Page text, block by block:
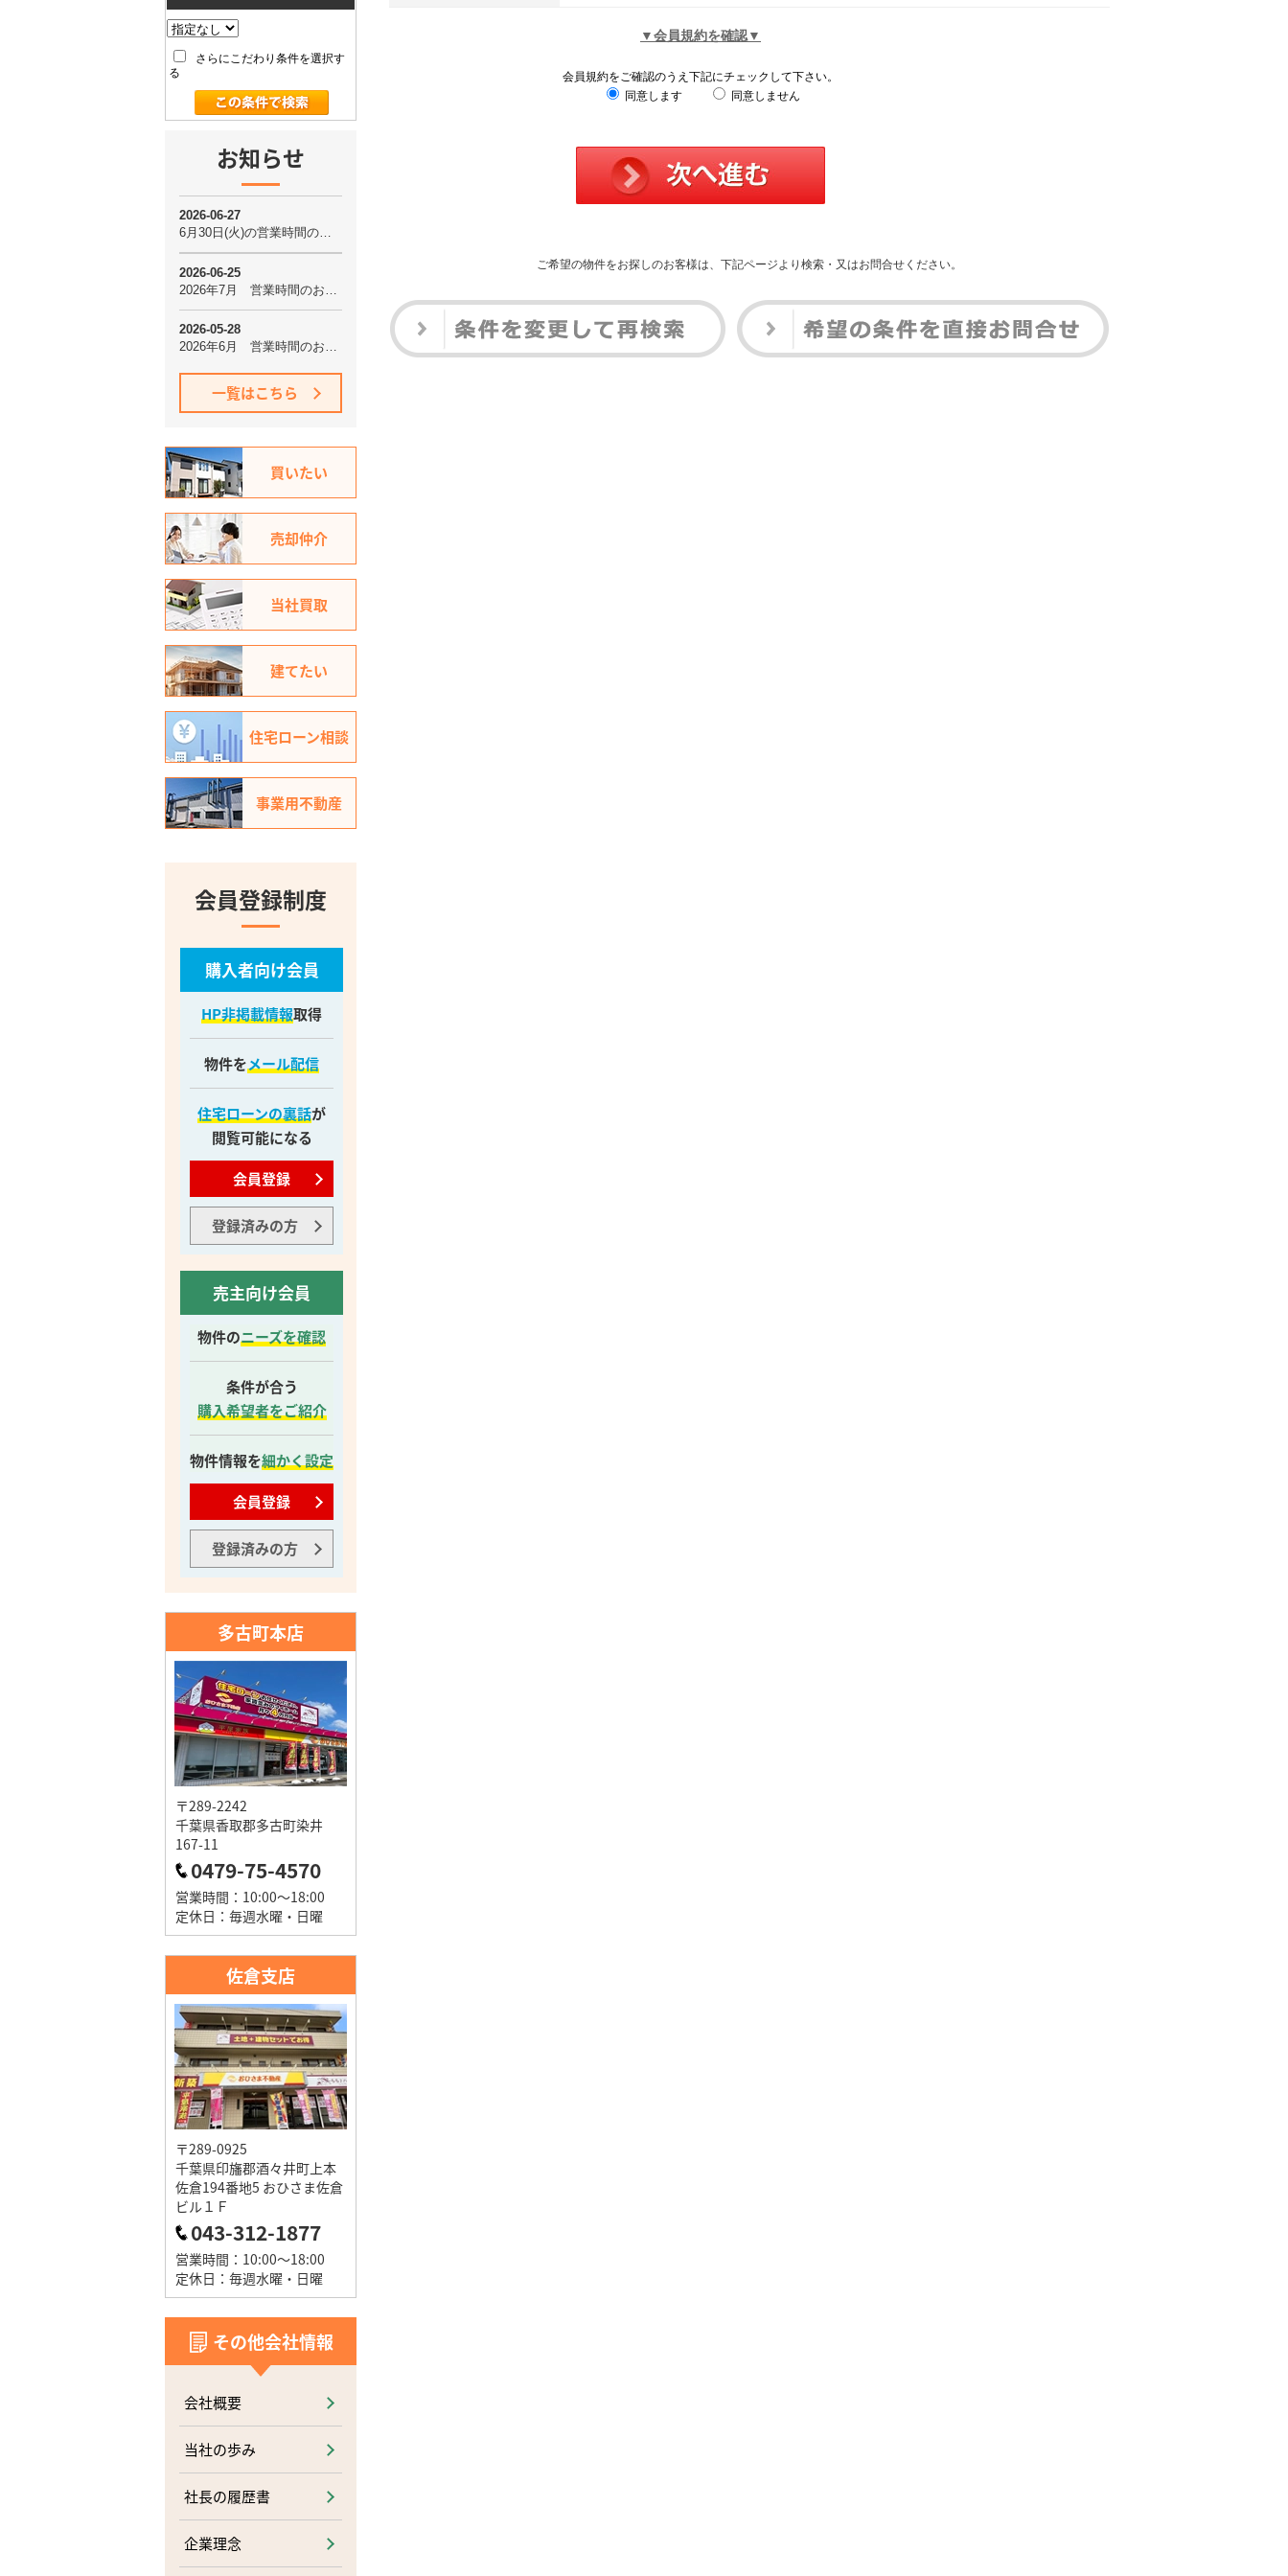
▼会員規約を確認▼
会員規約をご確認のうえ下記にチェックして下さい。
同意します
同意しません
ご希望の物件をお探しのお客様は、下記ページより検索・又はお問合せください。
さらにこだわり条件を選択す
る
お知らせ
一覧はこちら
買いたい
売却仲介
当社買取
建てたい
住宅ローン相談
事業用不動産
会員登録制度
購入者向け会員
HP非掲載情報取得
物件をメール配信
住宅ローンの裏話が
閲覧可能になる
会員登録
登録済みの方
売主向け会員
物件のニーズを確認
条件が合う
購入希望者をご紹介
物件情報を細かく設定
会員登録
登録済みの方
多古町本店
〒289-2242
千葉県香取郡多古町染井
167-11
0479-75-4570
営業時間：10:00～18:00
定休日：毎週水曜・日曜
佐倉支店
〒289-0925
千葉県印旛郡酒々井町上本
佐倉194番地5 おひさま佐倉
ビル１Ｆ
043-312-1877
営業時間：10:00～18:00
定休日：毎週水曜・日曜
その他会社情報
会社概要
当社の歩み
社長の履歴書
企業理念